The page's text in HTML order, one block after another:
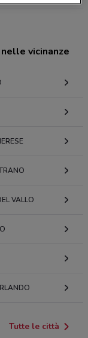
vicinanze
VALLO
Tutte le città